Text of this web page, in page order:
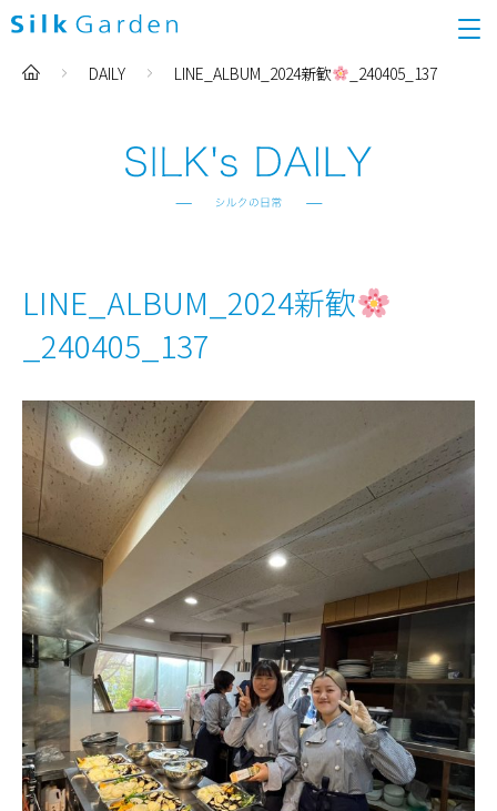
DAILY LINE_ALBUM_2024新歓 _240405_137
LINE_ALBUM_2024新歓
_240405_137